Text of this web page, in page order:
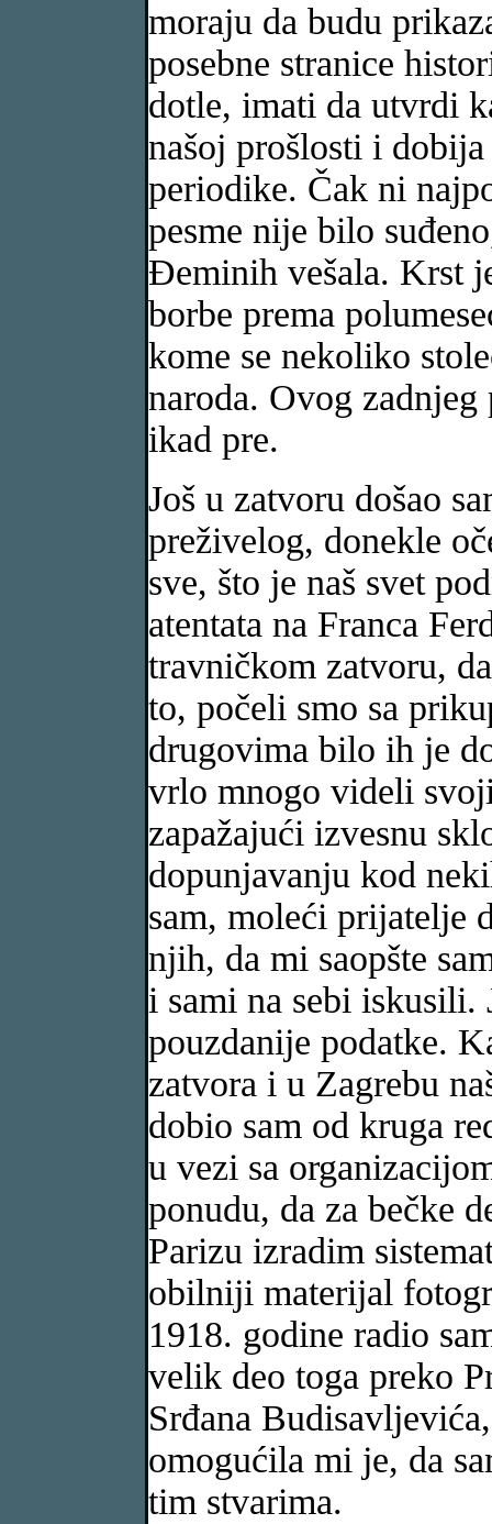
moraju da budu
posebne stranice
dotle, imati da utvrdi
našoj prošlosti i
periodike. Čak ni
pesme nije bilo
Đeminih vešala. Krst
borbe prema
kome se nekoliko
naroda. Ovog
ikad pre.
Još u zatvoru došao
preživelog, donekle
sve, što je naš svet
atentata na Franca
travničkom zatvoru,
to, počeli smo sa
drugovima bilo ih je
vrlo mnogo videli
zapažajući izvesnu
dopunjavanju kod
sam, moleći prijatelje
njih, da mi saopšte
i sami na sebi
pouzdanije podatke.
zatvora i u Zagrebu
dobio sam od kruga
u vezi sa
ponudu, da za bečke
Parizu izradim
obilniji materijal
1918. godine radio
velik deo toga preko
Srđana
omogućila mi je, da
tim stvarima.